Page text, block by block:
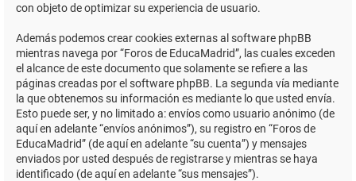
con objeto de optimizar su experiencia de usuario.
Además podemos crear cookies externas al software phpBB
mientras navega por “Foros de EducaMadrid”, las cuales exceden
el alcance de este documento que solamente se refiere a las
páginas creadas por el software phpBB. La segunda vía mediante
la que obtenemos su información es mediante lo que usted envía.
Esto puede ser, y no limitado a: envíos como usuario anónimo (de
aquí en adelante “envíos anónimos”), su registro en “Foros de
EducaMadrid” (de aquí en adelante “su cuenta”) y mensajes
enviados por usted después de registrarse y mientras se haya
identificado (de aquí en adelante “sus mensajes”).